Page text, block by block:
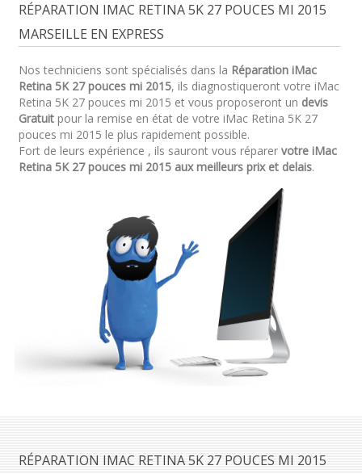
RÉPARATION IMAC RETINA 5K 27 POUCES MI 2015
MARSEILLE EN EXPRESS
Nos techniciens sont spécialisés dans la Réparation iMac
Retina 5K 27 pouces mi 2015, ils diagnostiqueront votre iMac
Retina 5K 27 pouces mi 2015 et vous proposeront un devis
Gratuitpour la remise en état de votre iMac Retina 5K 27
pouces mi 2015 le plus rapidement possible.
Fort de leurs expérience , ils sauront vous réparer votre iMac
Retina 5K 27 pouces mi 2015 aux meilleurs prix et delais.
RÉPARATION IMAC RETINA 5K 27 POUCES MI 2015